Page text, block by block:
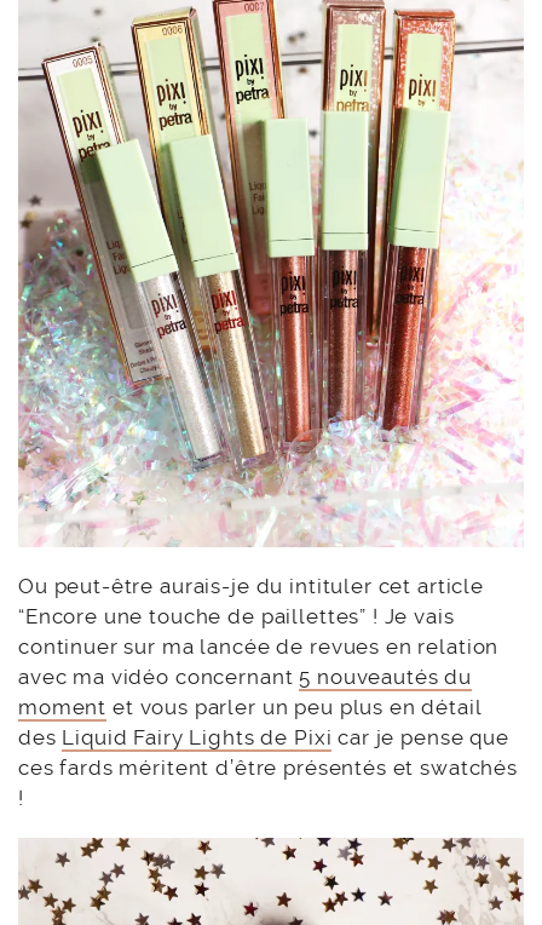
Ou peut-être aurais-je du intituler cet article
“Encore une touche de paillettes” ! Je vais
continuer sur ma lancée de revues en relation
avec ma vidéo concernant 5 nouveautés du
moment et vous parler un peu plus en détail
des Liquid Fairy Lights de Pixi car je pense que
ces fards méritent d’être présentés et swatchés
!